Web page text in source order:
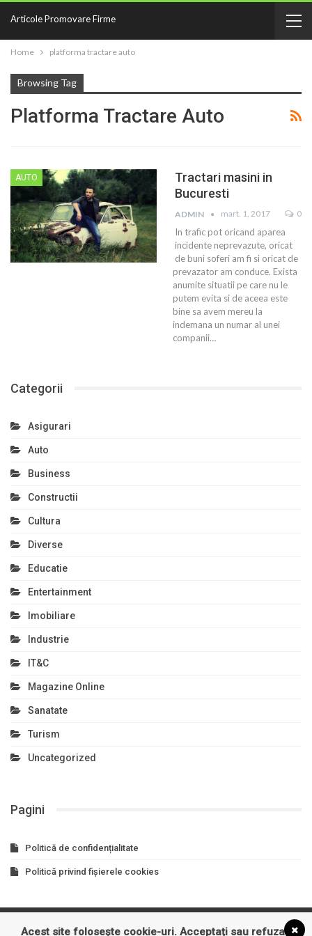
Articole Promovare Firme
Home platforma tractare auto
Browsing Tag
Platforma Tractare Auto
AUTO
Tractari masini in
Bucuresti
ADMIN mart. 1, 2017 0
In trafic pot oricand aparea
incidente neprevazute, oricat
de buni soferi am fi si oricat de
prevazator am conduce. Exista
anumite situatii pe care nu le
putem evita si de aceea este
bine sa avem mereu la
indemana un numar al unei
companii…
Categorii
Asigurari
Auto
Business
Constructii
Cultura
Diverse
Educatie
Entertainment
Imobiliare
Industrie
IT&C
Magazine Online
Sanatate
Turism
Uncategorized
Pagini
Politică de confidențialitate
Politică privind fișierele cookies
Acest site folosește cookie-uri. Acceptați sau refuzați